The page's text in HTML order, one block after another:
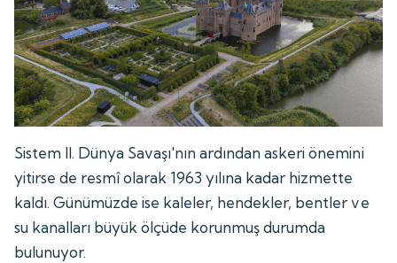
Sistem II. Dünya Savaşı'nın ardından askeri önemini
yitirse de resmî olarak 1963 yılına kadar hizmette
kaldı. Günümüzde ise kaleler, hendekler, bentler ve
su kanalları büyük ölçüde korunmuş durumda
bulunuyor.